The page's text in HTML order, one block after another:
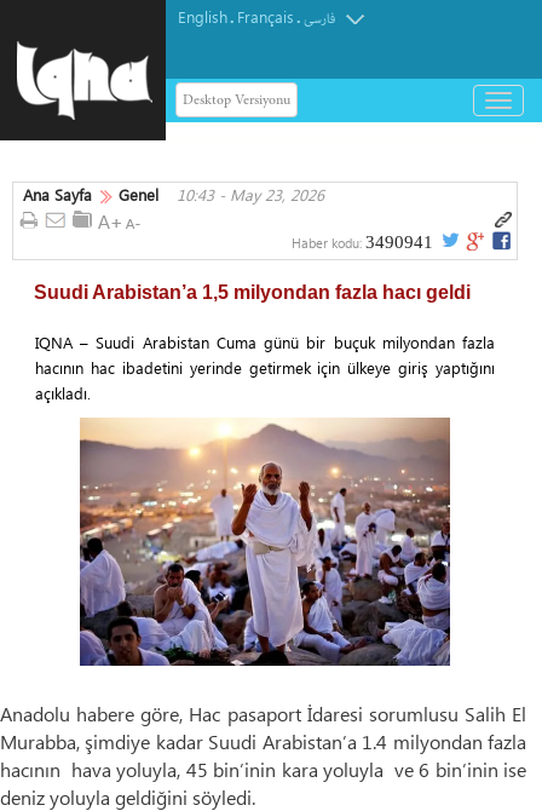
English. Français.فارسی
Desktop Versiyonu
باز
و
کردن
Ana Sayfa Genel 10:43 - May 23, 2026
Haber kodu: 3490941
Suudi Arabistan’a 1,5 milyondan fazla hacı geldi
IQNA – Suudi Arabistan Cuma günü bir buçuk milyondan fazla
hacının hac ibadetini yerinde getirmek için ülkeye giriş yaptığını
açıkladı.
Anadolu habere göre, Hac pasaport İdaresi sorumlusu Salih El
Murabba, şimdiye kadar Suudi Arabistan’a 1.4 milyondan fazla
hacının hava yoluyla, 45 bin’inin kara yoluyla ve 6 bin’inin ise
deniz yoluyla geldiğini söyledi.